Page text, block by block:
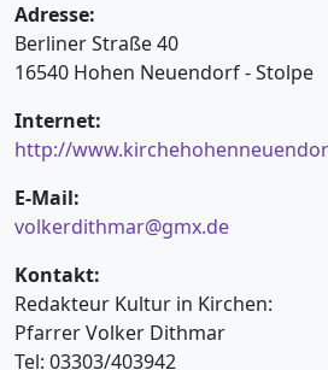
Adresse:
Berliner Straße 40
16540 Hohen Neuendorf - Stolpe
Internet:
http://
E-Mail:
volkerdithmar@gmx.de
Kontakt:
Redakteur Kultur in Kirchen:
Pfarrer Volker Dithmar
Tel: 03303/403942